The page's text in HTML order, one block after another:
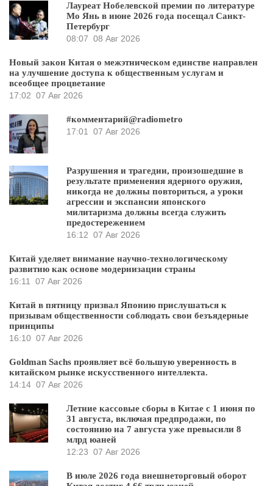
Лауреат Нобелевской премии по литературе
Мо Янь в июне 2026 года посещал Санкт-
Петербург
08:07 08 Авг 2026
Новый закон Китая о межэтническом единстве направлен
на улучшение доступа к общественным услугам и
всеобщее процветание
17:02 07 Авг 2026
#комментарий@radiometro
17:01 07 Авг 2026
Разрушения и трагедии, произошедшие в
результате применения ядерного оружия,
никогда не должны повториться, а уроки
агрессии и экспансии японского
милитаризма должны всегда служить
предостережением
16:12 07 Авг 2026
Китай уделяет внимание научно-технологическому
развитию как основе модернизации страны
16:11 07 Авг 2026
Китай в пятницу призвал Японию прислушаться к
призывам общественности соблюдать свои безъядерные
принципы
16:10 07 Авг 2026
Goldman Sachs проявляет всё большую уверенность в
китайском рынке искусственного интеллекта.
14:14 07 Авг 2026
Летние кассовые сборы в Китае с 1 июня по
31 августа, включая предпродажи, по
состоянию на 7 августа уже превысили 8
млрд юаней
12:23 07 Авг 2026
В июле 2026 года внешнеторговый оборот